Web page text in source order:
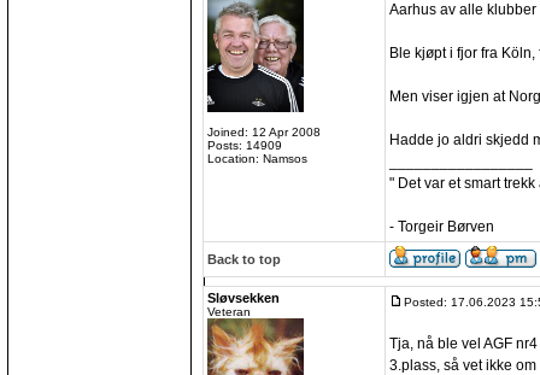
Joined: 12 Apr 2008
Posts: 14909
Location: Namsos
Aarhus av alle
Ble kjøpt i fjor fra
Men viser igjen at
Hadde jo aldri skjedd
" Det var et smart
- Torgeir Børven
Back to top
Sløvsekken
Veteran
Posted: 17.06.2023
Tja, nå ble vel AGF
3.plass, så vet ikke